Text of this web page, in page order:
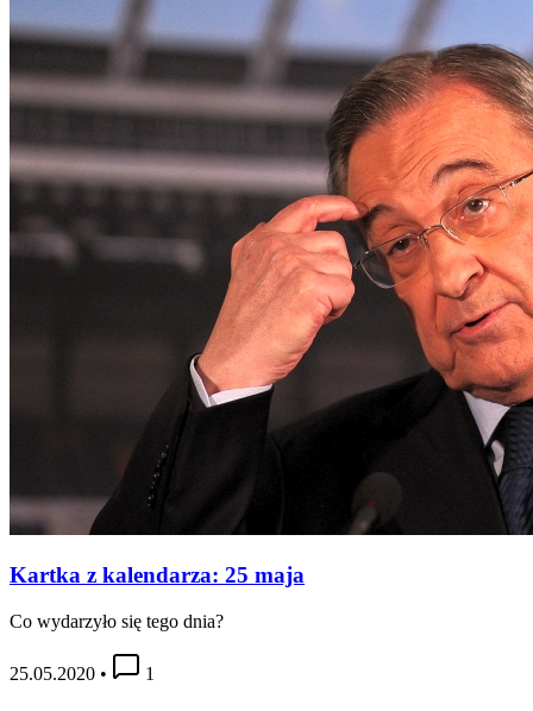
Kartka z kalendarza: 25 maja
Co wydarzyło się tego dnia?
25.05.2020 • 1